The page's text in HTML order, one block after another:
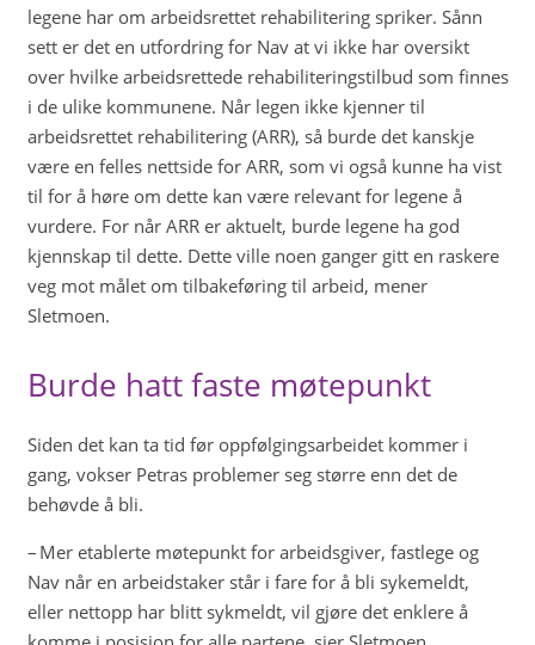
legene har om arbeidsrettet rehabilitering spriker. Sånn
sett er det en utfordring for Nav at vi ikke har oversikt
over hvilke arbeidsrettede rehabiliteringstilbud som finnes
i de ulike kommunene. Når legen ikke kjenner til
arbeidsrettet rehabilitering (ARR), så burde det kanskje
være en felles nettside for ARR, som vi også kunne ha vist
til for å høre om dette kan være relevant for legene å
vurdere. For når ARR er aktuelt, burde legene ha god
kjennskap til dette. Dette ville noen ganger gitt en raskere
veg mot målet om tilbakeføring til arbeid, mener
Sletmoen.
Burde hatt faste møtepunkt
Siden det kan ta tid før oppfølgingsarbeidet kommer i
gang, vokser Petras problemer seg større enn det de
behøvde å bli.
– Mer etablerte møtepunkt for arbeidsgiver, fastlege og
Nav når en arbeidstaker står i fare for å bli sykemeldt,
eller nettopp har blitt sykmeldt, vil gjøre det enklere å